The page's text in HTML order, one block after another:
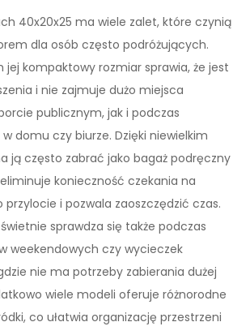
40x20x25 ma wiele zalet, które czynią
dla osób często podróżujących.
jej kompaktowy rozmiar sprawia, że jest
i nie zajmuje dużo miejsca
publicznym, jak i podczas
domu czy biurze. Dzięki niewielkim
ją często zabrać jako bagaż podręczny
konieczność czekania na
przylocie i pozwala zaoszczędzić czas.
sprawdza się także podczas
weekendowych czy wycieczek
nie ma potrzeby zabierania dużej
wiele modeli oferuje różnorodne
co ułatwia organizację przestrzeni